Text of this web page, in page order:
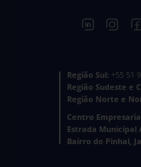
Região Sul: +55 51
Região Sudeste e
Região Norte e
Centro
Estrada Municipal
Bairro do Pinhal,